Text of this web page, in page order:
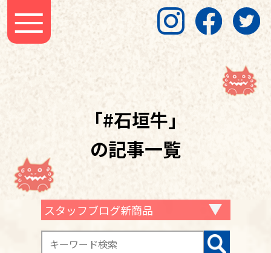
「#石垣牛」
の記事一覧
スタッフブログ新商品